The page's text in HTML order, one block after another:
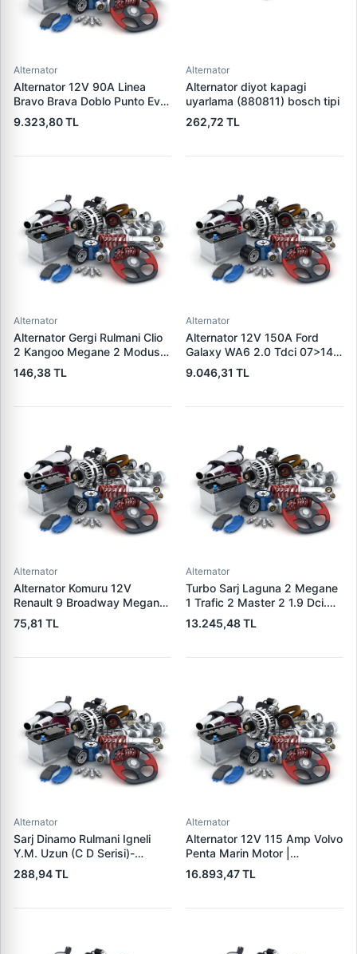
Alternator
Alternator 12V 90A Linea
Bravo Brava Doblo Punto Evo
1,2 / 1,4 | DENSO DAN519 |
OEM 1535437 1673521
9.323,80 TL
Alternator
Alternator diyot kapagi
uyarlama (880811) bosch tipi
262,72 TL
Alternator
Alternator Gergi Rulmani Clio
2 Kangoo Megane 2 Modus
Micra 3 1.5DCI / 1.4 / 1.6 16V
K4M K4J K9K | WAGENBURG
146,38 TL
Alternator
Alternator 12V 150A Ford
Galaxy WA6 2.0 Tdci 07>14
S-Max 07>14 | WAI 23953N |
OEM 1376501 6G9N-10300-
9.046,31 TL
Alternator
Alternator Komuru 12V
Renault 9 Broadway Megane
Clio | WAI PX60 | OEM
300722
75,81 TL
Alternator
Turbo Sarj Laguna 2 Megane
1 Trafic 2 Master 2 1.9 Dci.
F9Q | JRONE 8G17300301 |
OEM 7701478024
13.245,48 TL
Alternator
Sarj Dinamo Rulmani Igneli
Y.M. Uzun (C D Serisi)-
(Alternator) - Tumosan
Maxima 9100 Serisi / Traktor
LUCAS 619 204 92
288,94 TL
Alternator
Alternator 12V 115 Amp Volvo
Penta Marin Motor |
MITSUBISHI A3TR0091 |
OEM 303911 3587216
16.893,47 TL